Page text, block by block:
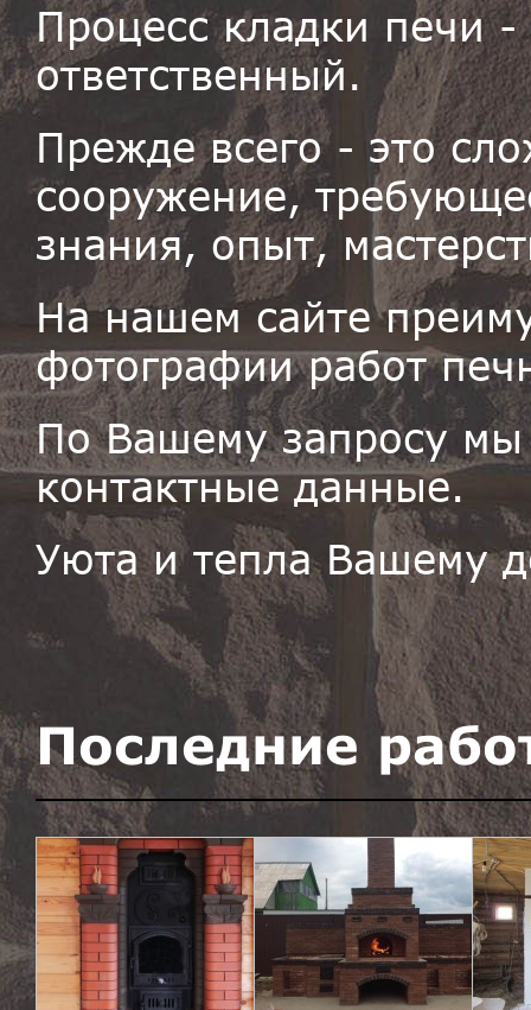
Процесс кладки печи
ответственный.
Прежде всего - это
сооружение,
знания, опыт,
На нашем сайте
фотографии работ
По Вашему запросу мы
контактные данные.
Уюта и тепла Вашему
Последние